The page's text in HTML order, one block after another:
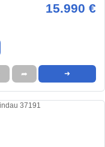
15.990 €
➦ ➜